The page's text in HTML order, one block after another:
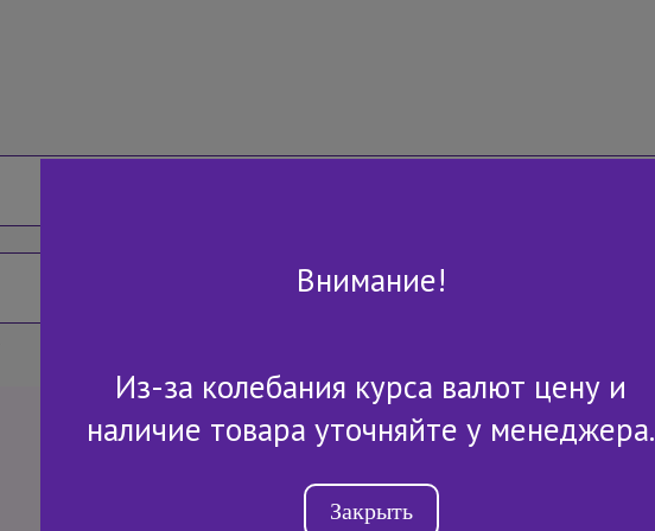
+7 (843) 2-507-607
Внимание!
Из-за колебания курса валют цену и
наличие товара уточняйте у менеджера.
Закрыть